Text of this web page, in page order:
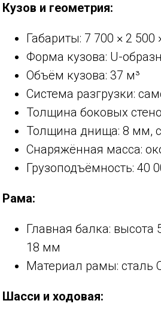
Кузов и геометрия:
Габариты: 7 700 × 2
Форма кузова: U-
Объём кузова: 37 м³
Система разгрузки:
Толщина боковых
Толщина днища: 8 мм,
Снаряжённая масса:
Грузоподъёмность: 40
Рама:
Главная балка:
18 мм
Материал рамы: сталь
Шасси и ходовая: